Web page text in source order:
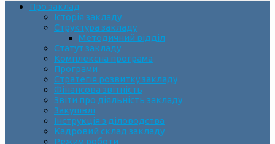
Про заклад
Історія закладу
Структура закладу
Методичний відділ
Статут закладу
Комплексна програма
Програми
Стратегія розвитку закладу
Фінансова звітність
Звіти про діяльність закладу
Закупівлі
Інструкція з діловодства
Кадровий склад закладу
Режим роботи